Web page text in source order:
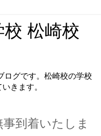
松崎校
ログです。松崎校の学校
きます。
到着いたしま